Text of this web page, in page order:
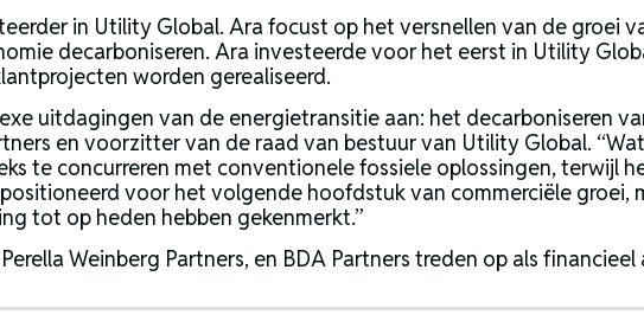
in Utility Global. Ara focust op het versnellen van de groei
decarboniseren. Ara investeerde voor het eerst in Utility
worden gerealiseerd.
uitdagingen van de energietransitie aan: het decarboniseren
en voorzitter van de raad van bestuur van Utility Global.
te concurreren met conventionele fossiele oplossingen, terwijl
voor het volgende hoofdstuk van commerciële groei,
tot op heden hebben gekenmerkt.”
Weinberg Partners, en BDA Partners treden op als